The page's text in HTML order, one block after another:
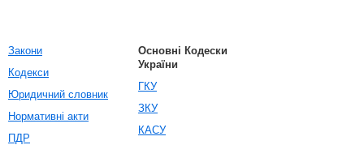
Закони
Кодекси
Юридичний словник
Нормативні акти
ПДР
Основні Кодески
України
ГКУ
ЗКУ
КАСУ